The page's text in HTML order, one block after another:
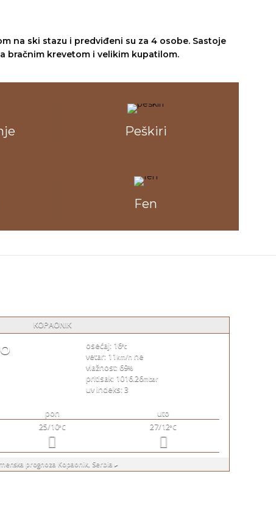
na ski stazu i predviđeni su za 4 osobe. Sastoje
bračnim krevetom i velikim kupatilom.
Peškiri
Fen
KOPAONIK
osećaj: 16°c
vetar: 11 km/h ne
vlažnost: 69%
pritisak: 1016.26mbar
uv indeks: 3
pon
uto
25/10°C 27/12°C
prognoza Kopaonik, Serbia ▸